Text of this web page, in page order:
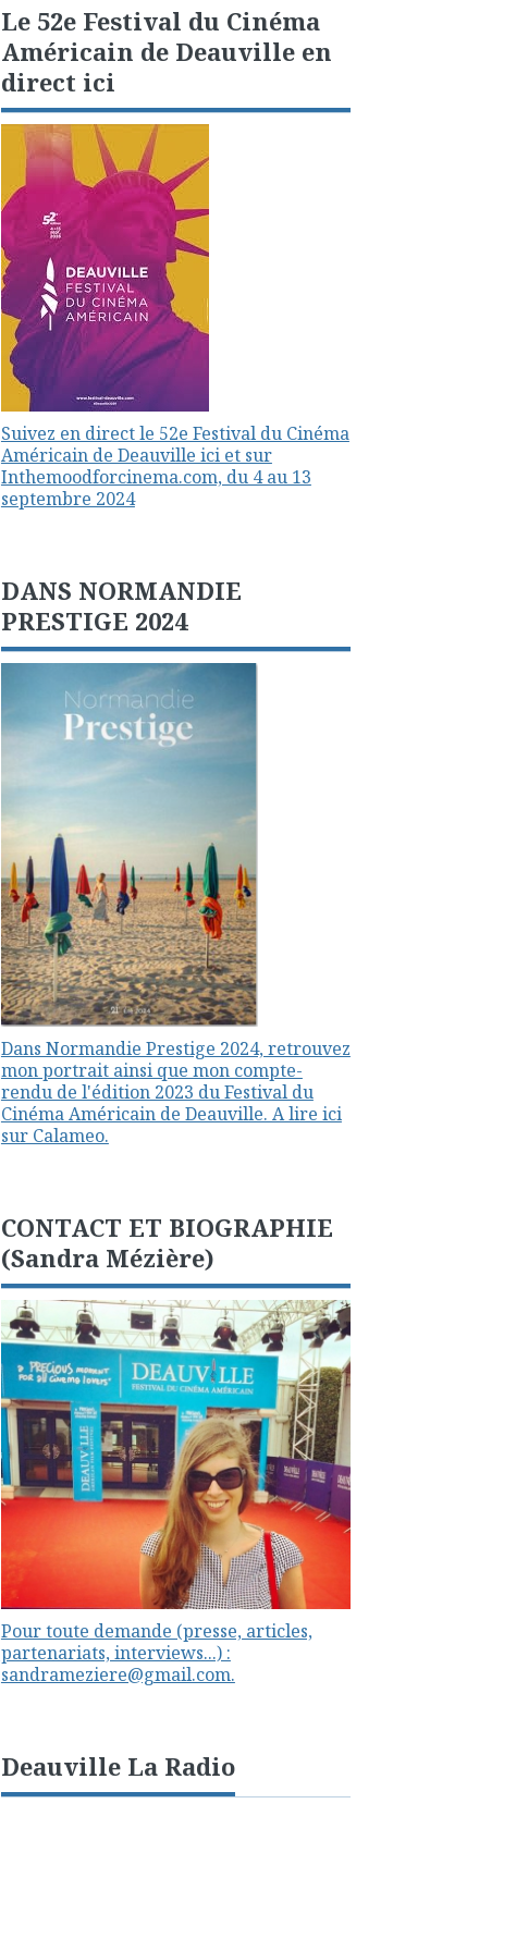
Le 52e Festival du Cinéma
Américain de Deauville en
direct ici
Suivez en direct le 52e Festival du Cinéma
Américain de Deauville ici et sur
Inthemoodforcinema.com, du 4 au 13
septembre 2024
DANS NORMANDIE
PRESTIGE 2024
Dans Normandie Prestige 2024, retrouvez
mon portrait ainsi que mon compte-
rendu de l'édition 2023 du Festival du
Cinéma Américain de Deauville. A lire ici
sur Calameo.
CONTACT ET BIOGRAPHIE
(Sandra Mézière)
Pour toute demande (presse, articles,
partenariats, interviews...) :
sandrameziere@gmail.com.
Deauville La Radio